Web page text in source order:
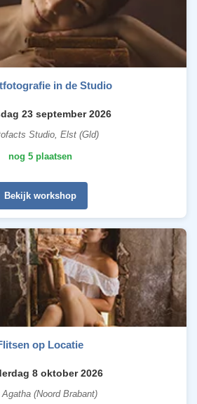
in de Studio
23 september 2026
Studio, Elst (Gld)
nog 5 plaatsen
Bekijk workshop
op Locatie
8 oktober 2026
(Noord Brabant)